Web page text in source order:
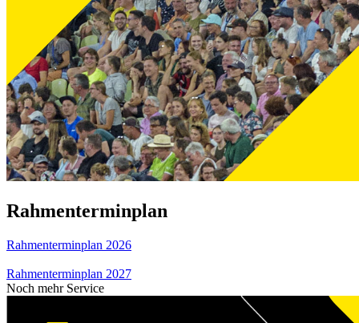
Rahmenterminplan
Rahmenterminplan 2026
Rahmenterminplan 2027
Noch mehr Service